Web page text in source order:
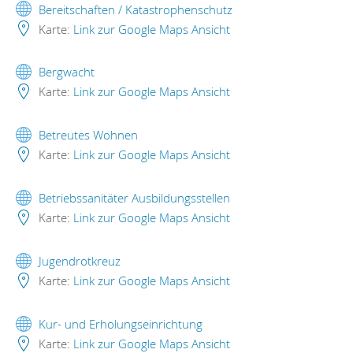
Bereitschaften / Katastrophenschutz
Karte: Link zur Google Maps Ansicht
Bergwacht
Karte: Link zur Google Maps Ansicht
Betreutes Wohnen
Karte: Link zur Google Maps Ansicht
Betriebssanitäter Ausbildungsstellen
Karte: Link zur Google Maps Ansicht
Jugendrotkreuz
Karte: Link zur Google Maps Ansicht
Kur- und Erholungseinrichtung
Karte: Link zur Google Maps Ansicht